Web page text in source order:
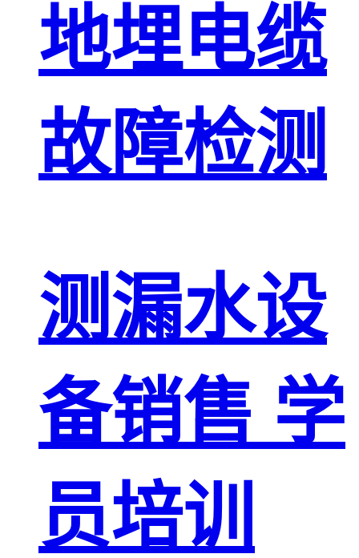
地埋电缆
故障检测
测漏水设
备销售 学
员培训